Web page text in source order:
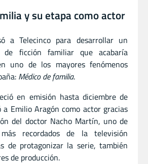
y su etapa como actor
a Telecinco para desarrollar un
de ficción familiar que acabaría
uno de los mayores fenómenos
Médico de familia.
en emisión hasta diciembre de
a Emilio Aragón como actor gracias
del doctor Nacho Martín, uno de
recordados de la televisión
de protagonizar la serie, también
de producción.